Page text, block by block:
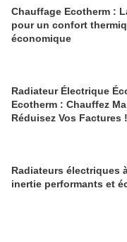
Chauffage Ecotherm :
pour un confort
économique
Radiateur Électrique
Ecotherm : Chauffez
Réduisez Vos Factures !
Radiateurs électriques
inertie performants et